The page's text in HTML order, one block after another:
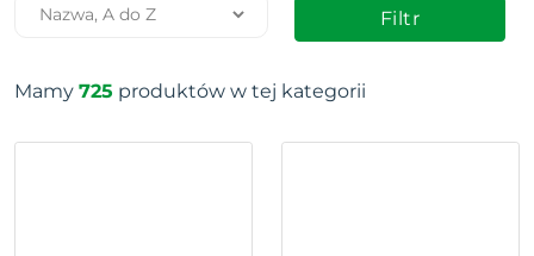
Filtr
Mamy 725 produktów w tej kategorii